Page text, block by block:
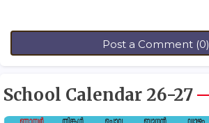
Post a Comment (0)
School Calendar 26-27